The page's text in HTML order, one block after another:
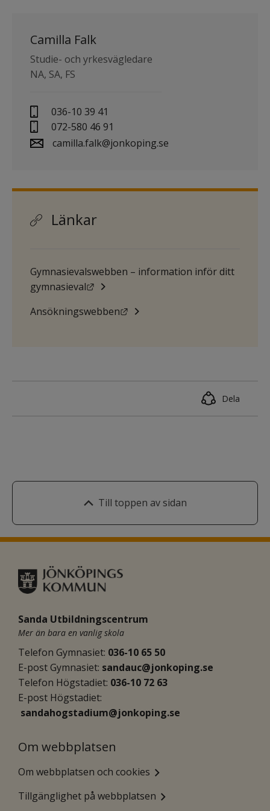
Camilla Falk
Studie- och yrkesvägledare
NA, SA, FS
036-10 39 41
072-580 46 91
camilla.falk@jonkoping.se
Länkar
Gymnasievalswebben – information inför ditt
gymnasieval
Länk till annan webbplats.
Ansökningswebben
Länk till annan webbplats.
Dela
Till toppen av sidan
Sanda Utbildningscentrum
Mer än bara en vanlig skola
Telefon Gymnasiet: 036-10 65 50
E-post Gymnasiet: sandauc@jonkoping.se
Telefon Högstadiet: 036-10 72 63
E-post Högstadiet:
sandahogstadium@jonkoping.se
Om webbplatsen
Om webbplatsen och cookies
Tillgänglighet på webbplatsen